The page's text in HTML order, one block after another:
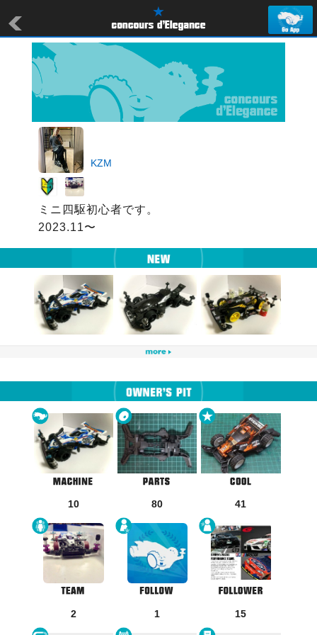
KZM
ミニ四駆初心者です。
2023.11〜
10 80 41
2 1 15